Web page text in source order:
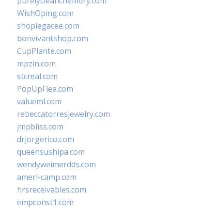
WishOping.com
shoplegacee.com
bonvivantshop.com
CupPlante.com
mpzin.com
stcreal.com
PopUpFlea.com
valueml.com
rebeccatorresjewelry.com
jmpbliss.com
drjorgerico.com
queensushipa.com
wendyweimerdds.com
ameri-camp.com
hrsreceivables.com
empconst1.com